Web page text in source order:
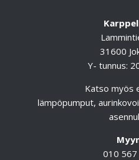
31600
Y- tunnus:
Katso myös
lämpöpumput,
010